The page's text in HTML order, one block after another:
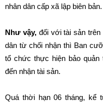
nhân dân cấp xã lập biên bản.
Như vậy, đối với tài sản
dân từ chối nhận thì Ban
tổ chức thực hiện bảo quản
đến nhận tài sản.
Quá thời hạn 06 tháng, kể